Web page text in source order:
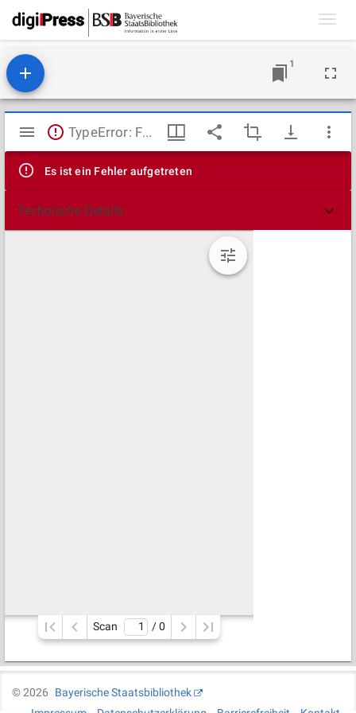
1
Mirador
Viewer
TypeError: Failed to fetch
Es ist ein Fehler aufgetreten
Technische Details
Scan / 0
©2026
Bayerische Staatsbibliothek